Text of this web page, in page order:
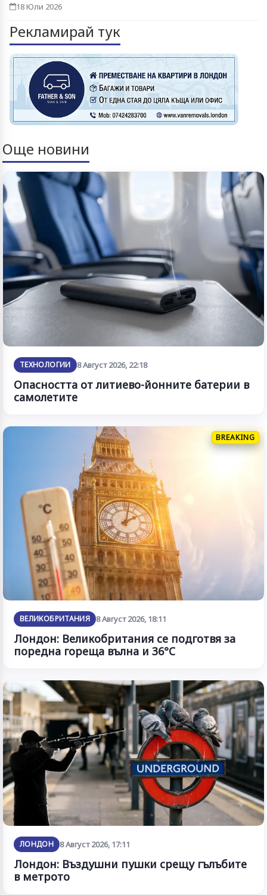
18 Юли 2026
Рекламирай тук
Още новини
ТЕХНОЛОГИИ 8 Август 2026, 22:18
Опасността от литиево-йонните батерии в
самолетите
BREAKING
ВЕЛИКОБРИТАНИЯ 8 Август 2026, 18:11
Лондон: Великобритания се подготвя за
поредна гореща вълна и 36°C
ЛОНДОН 8 Август 2026, 17:11
Лондон: Въздушни пушки срещу гълъбите
в метрото